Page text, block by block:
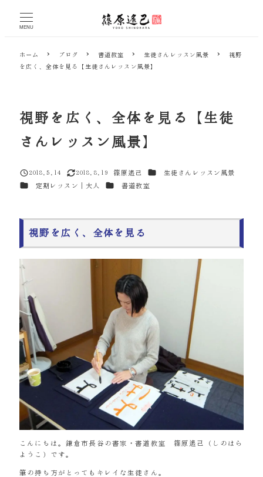
MENU
ホーム ブログ 書道教室 生徒さんレッスン風景
視野
を広く、全体を見る【生徒さんレッスン風景】
視野を広く、全体を見る【生徒
さんレッスン風景】
投稿日
2018.5.14
更新日
2018.8.19
篠原遙己 カテゴリー生徒さんレッスン風景
カテゴリー
定期レッスン｜大人 カテゴリー
書道教室
視野を広く、全体を見る
こんにちは。鎌倉市長谷の書家・書道教室 篠原遙己（しのはら
ようこ）です。
筆の持ち方がとってもキレイな生徒さん。